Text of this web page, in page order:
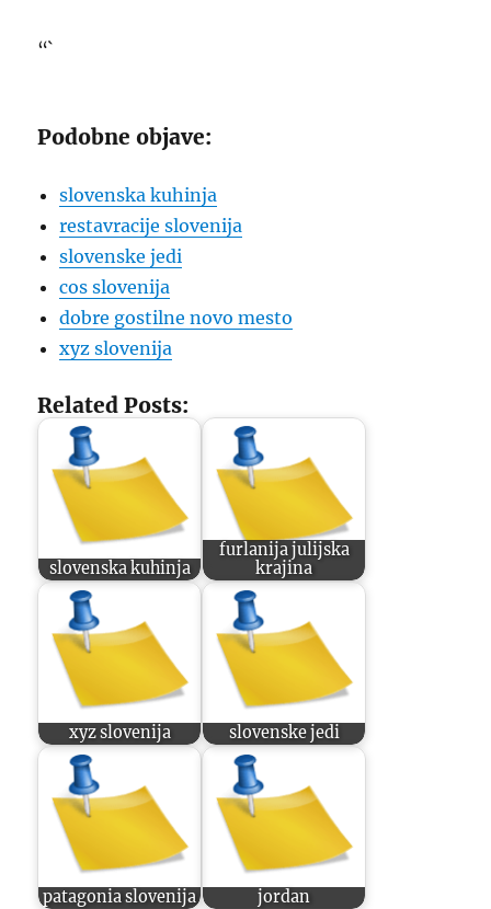
“`
Podobne objave:
slovenska kuhinja
restavracije slovenija
slovenske jedi
cos slovenija
dobre gostilne novo mesto
xyz slovenija
Related Posts:
slovenska kuhinja
furlanija julijska
krajina
xyz slovenija slovenske jedi
patagonia slovenija jordan